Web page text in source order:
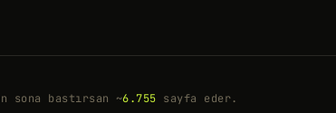
sona bastırsan ~6.755 sayfa eder.